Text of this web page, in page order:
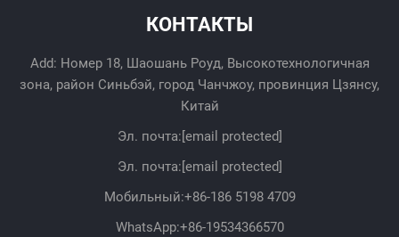
КОНТАКТЫ
Add: Номер 18, Шаошань Роуд, Высокотехнологичная
зона, район Синьбэй, город Чанчжоу, провинция Цзянсу,
Китай
Эл. почта:[email protected]
Эл. почта:[email protected]
Мобильный:+86-186 5198 4709
WhatsApp:+86-19534366570